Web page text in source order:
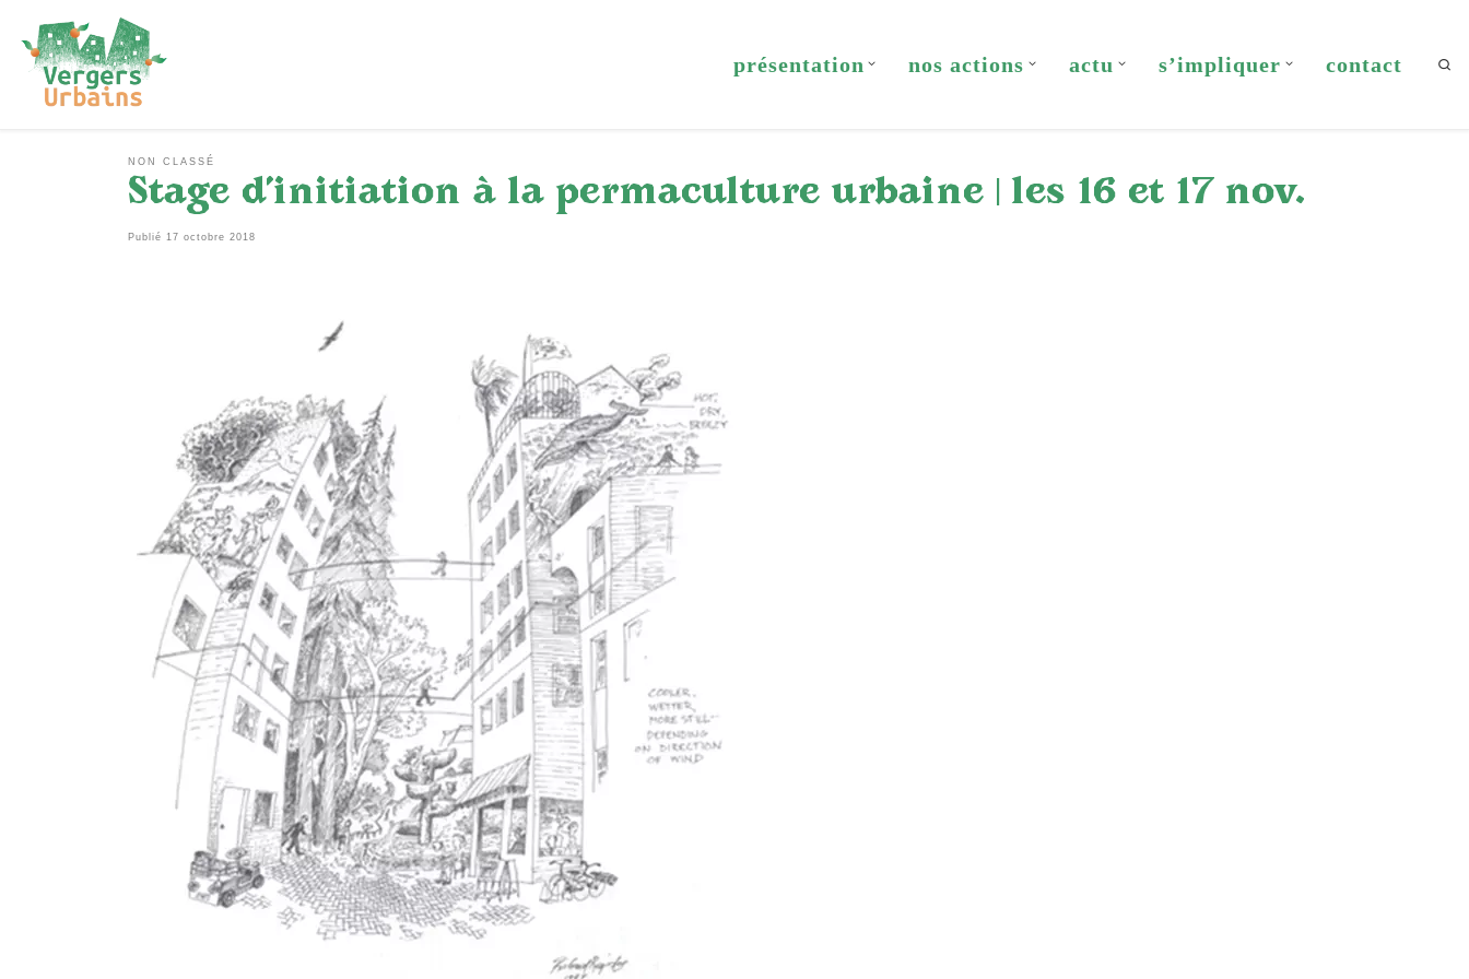
Passer au contenu
présentation nos actions actu s’impliquer contact
NON CLASSÉ
Stage d’initiation à la permaculture urbaine | les 16 et 17 nov.
Publié 17 octobre 2018